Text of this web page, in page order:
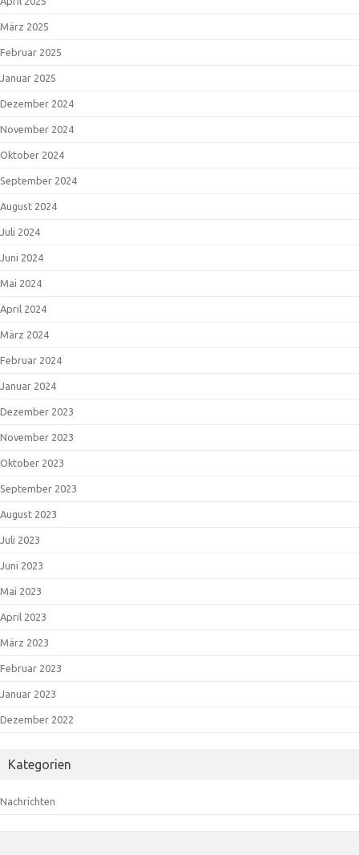
März 2025
Februar 2025
Januar 2025
Dezember 2024
November 2024
Oktober 2024
September 2024
August 2024
Juli 2024
Juni 2024
Mai 2024
April 2024
März 2024
Februar 2024
Januar 2024
Dezember 2023
November 2023
Oktober 2023
September 2023
August 2023
Juli 2023
Juni 2023
Mai 2023
April 2023
März 2023
Februar 2023
Januar 2023
Dezember 2022
Kategorien
Nachrichten